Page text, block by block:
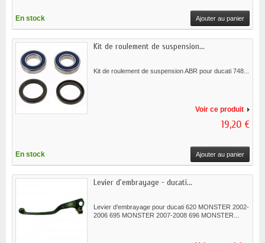
En stock Ajouter au panier
Kit de roulement de suspension...
Kit de roulement de suspension ABR pour ducati 748...
Voir ce produit
19,20 €
En stock Ajouter au panier
Levier d'embrayage - ducati...
Levier d'embrayage pour ducati 620 MONSTER 2002-
2006 695 MONSTER 2007-2008 696 MONSTER...